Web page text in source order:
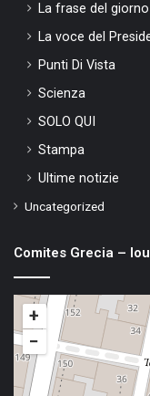
La frase del giorno
La voce del
Punti Di Vista
Scienza
SOLO QUI
Stampa
Ultime notizie
Uncategorized
Comites Grecia –
+
−